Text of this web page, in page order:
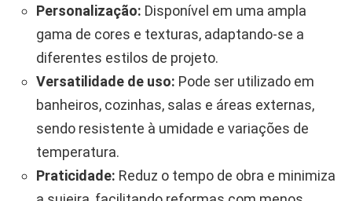
Personalização: Disponível em uma ampla
gama de cores e texturas, adaptando-se a
diferentes estilos de projeto.
Versatilidade de uso: Pode ser utilizado em
banheiros, cozinhas, salas e áreas externas,
sendo resistente à umidade e variações de
temperatura.
Praticidade: Reduz o tempo de obra e minimiza